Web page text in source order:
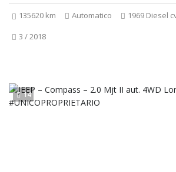
135620 km Automatico
1969 Diesel
3 / 2018
14